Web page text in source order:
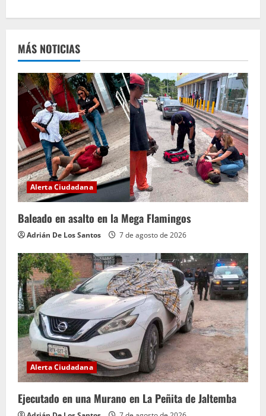
l
e
y
e
n
d
o
MÁS NOTICIAS
Alerta Ciudadana
Baleado en asalto en la Mega Flamingos
Adrián De Los Santos 7 de agosto de 2026
Alerta Ciudadana
Ejecutado en una Murano en La Peñita de Jaltemba